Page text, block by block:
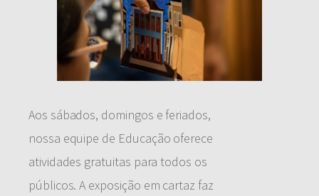
Aos sábados, domingos e feriados,
nossa equipe de Educação oferece
atividades gratuitas para todos os
públicos. A exposição em cartaz faz